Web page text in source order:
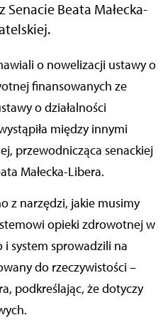
Beata Małecka-
finansowanych ze
o działalności
między innymi
przewodnicząca senackiej
Małecka-Libera.
z narzędzi, jakie musimy
opieki zdrowotnej w
system sprowadzili na
do rzeczywistości –
podkreślając, że dotyczy